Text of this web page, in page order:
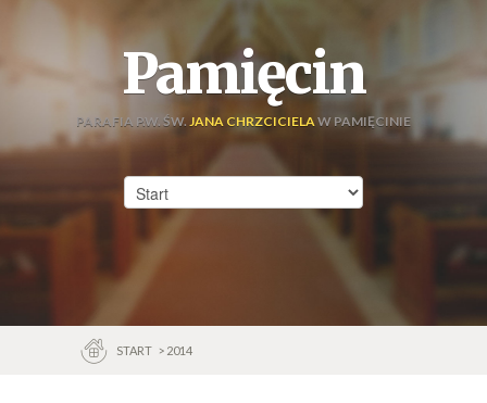
Pamięcin
PARAFIA P.W. ŚW. JANA CHRZCICIELAW PAMIĘCINIE
START > 2014